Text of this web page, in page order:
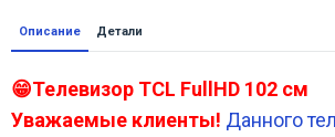
Описание Детали
😁Телевизор TCL FullHD 102 см
Уважаемые клиенты! Данного